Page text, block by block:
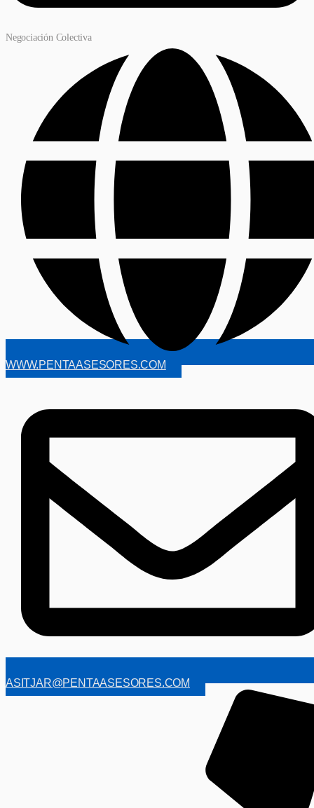
Negociación Colectiva
WWW.PENTAASESORES.COM
ASITJAR@PENTAASESORES.COM